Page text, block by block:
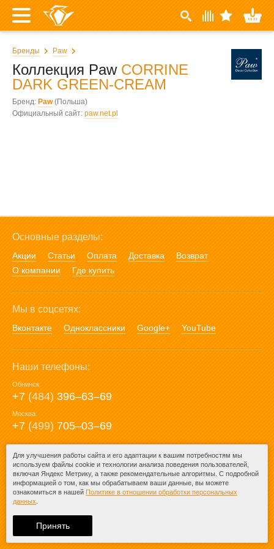
Бренды Paw
Коллекция Paw CORRINE
DARK GREEN-CREAM
Бренд: Paw(Польша)
Официальный сайт: paw.net.pl
Основные разделы:
Акции Статьи Оплата Доставка
Возврат
О компании
Где купить
Мы в соцсетях:
Вконтакте Одноклассники Google+ YouTube
Наши телефоны:
Обнинск:
+7 (484) 396‒63‒69
Москва:
+7 (499) 705‒03‒69
E-mail:
mail@posuda40.ru
При любом копировании информации
ссылка на
Для улучшения работы сайта и его адаптации к вашим потребностям мы
используем файлы cookie и технологии анализа поведения пользователей,
включая Яндекс Метрику, а также рекомендательные алгоритмы. С подробной
информацией о том, как мы обрабатываем ваши данные, вы можете
ознакомиться в нашей Политике в отношении обработки персональных
данных
Принять